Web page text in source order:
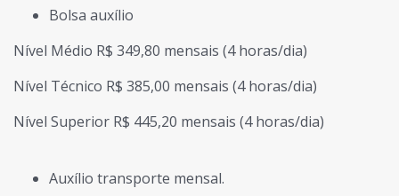
Bolsa auxílio
Nível Médio R$ 349,80 mensais (4 horas/dia)
Nível Técnico R$ 385,00 mensais (4 horas/dia)
Nível Superior R$ 445,20 mensais (4 horas/dia)
Auxílio transporte mensal.